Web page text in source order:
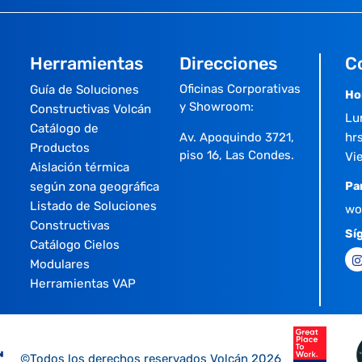
Herramientas
Guía de Soluciones
Constructivas Volcán
Catálogo de
Productos
Aislación térmica
según zona geográfica
Listado de Soluciones
Constructivas
Catálogo Cielos
Modulares
Herramientas VAP
Direcciones
Oficinas Corporativas
y Showroom:
Av. Apoquindo 3721,
piso 16, Las Condes.
©Todos los derechos reservados Volcán 2026